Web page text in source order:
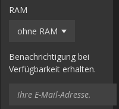
RAM
Benachrichtigung bei
Verfügbarkeit erhalten.